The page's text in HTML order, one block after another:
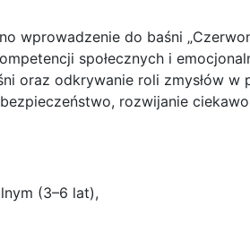
wprowadzenie do baśni
społecznych i
oraz odkrywanie roli zmysłów
rozwijanie
(3–6 lat),